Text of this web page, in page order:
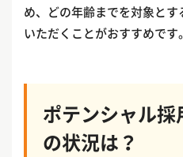
め、どの年齢までを対象と
いただくことがおすすめです。
ポテンシャル
の状況は？